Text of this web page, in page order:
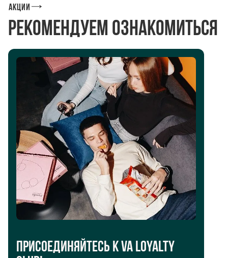
Акции
Рекомендуем ознакомиться
Присоединяйтесь к VA Loyalty